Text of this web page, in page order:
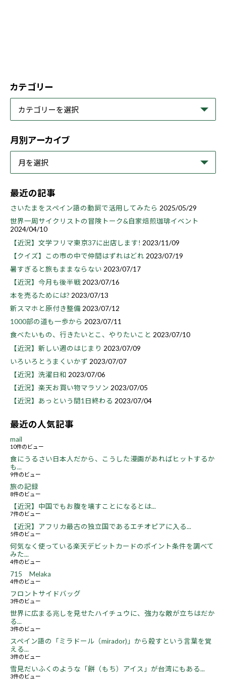
カテゴリー
月別アーカイブ
最近の記事
さいたまをスペイン語の動詞で活用してみたら 2025/05/29
世界一周サイクリストの冒険トーク&自家焙煎珈琲イベント
2024/04/10
【近況】文学フリマ東京37に出店します! 2023/11/09
【クイズ】この市の中で仲間はずれはどれ 2023/07/19
暑すぎると旅もままならない 2023/07/17
【近況】今月も後半戦 2023/07/16
本を売るためには? 2023/07/13
新スマホと原付き整備 2023/07/12
1000部の道も一歩から 2023/07/11
食べたいもの、行きたいとこ、やりたいこと 2023/07/10
【近況】新しい週のはじまり 2023/07/09
いろいろとうまくいかず 2023/07/07
【近況】洗濯日和 2023/07/06
【近況】楽天お買い物マラソン 2023/07/05
【近況】あっという間1日終わる 2023/07/04
最近の人気記事
mail
10件のビュー
食にうるさい日本人だから、こうした漫画があればヒットするか
も...
9件のビュー
旅の記録
8件のビュー
【近況】中国でもお腹を壊すことになるとは...
7件のビュー
【近況】アフリカ最古の独立国であるエチオピアに入る...
5件のビュー
何気なく使っている楽天デビットカードのポイント条件を調べて
みた...
4件のビュー
715 Melaka
4件のビュー
フロントサイドバッグ
3件のビュー
世界に広まる兆しを見せたハイチュウに、強力な敵が立ちはだか
る...
3件のビュー
スペイン語の「ミラドール（mirador)」から殺すという言葉を覚
える...
3件のビュー
雪見だいふくのような「餅（もち）アイス」が台湾にもある...
3件のビュー